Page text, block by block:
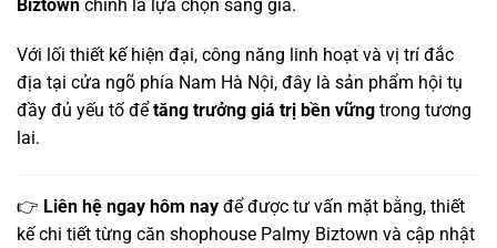
Biztown chính là lựa chọn sáng giá.
Với lối thiết kế hiện đại, công năng linh hoạt và vị trí đắc
địa tại cửa ngõ phía Nam Hà Nội, đây là sản phẩm hội tụ
đầy đủ yếu tố để tăng trưởng giá trị bền vững trong tương
lai.
👉 Liên hệ ngay hôm nay để được tư vấn mặt bằng, thiết
kế chi tiết từng căn shophouse Palmy Biztown và cập nhật